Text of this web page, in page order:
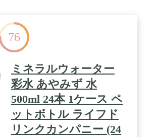
テープ巻き仕上げまで）セットで施工
あけ工事は一般的な木造・モルタルの
1箇所までは無料です。※ご自宅の状
地で別途追加料金をいただく場合がご
76
ミネラルウォーター
彩水 あやみず 水
500ml 24本 1ケース ペ
ットボトル ライフド
リンクカンパニー (24